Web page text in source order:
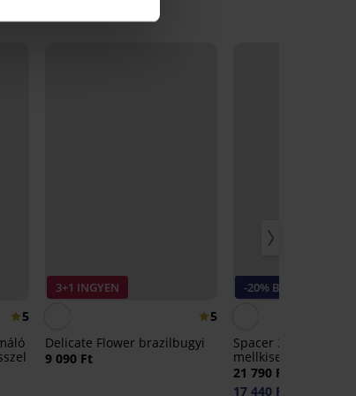
5
3+1 INGYEN
5
Delicate Flower brazilbugyi
9 090 Ft
-20% BRA20
Spacer 3D Gia
mellkisebbítő
21 790 Ft
17 440 Ft